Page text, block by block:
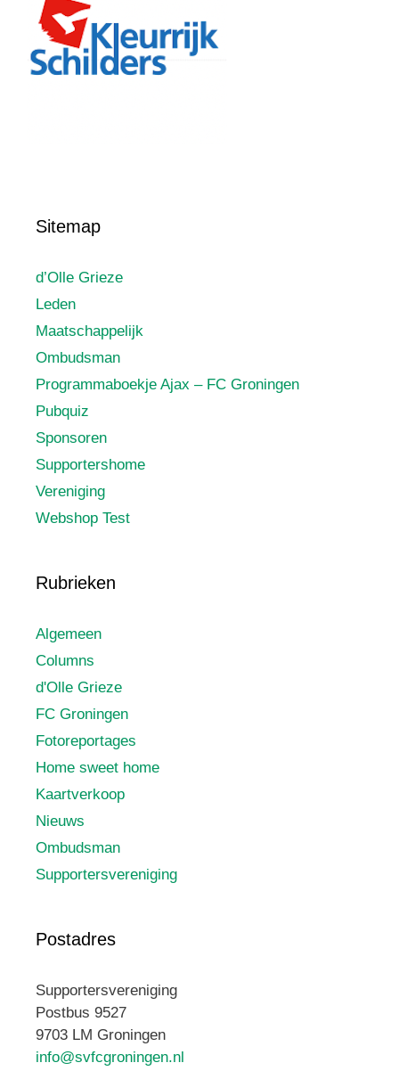
Sitemap
d’Olle Grieze
Leden
Maatschappelijk
Ombudsman
Programmaboekje Ajax – FC Groningen
Pubquiz
Sponsoren
Supportershome
Vereniging
Webshop Test
Rubrieken
Algemeen
Columns
d'Olle Grieze
FC Groningen
Fotoreportages
Home sweet home
Kaartverkoop
Nieuws
Ombudsman
Supportersvereniging
Postadres
Supportersvereniging
Postbus 9527
9703 LM Groningen
info@svfcgroningen.nl